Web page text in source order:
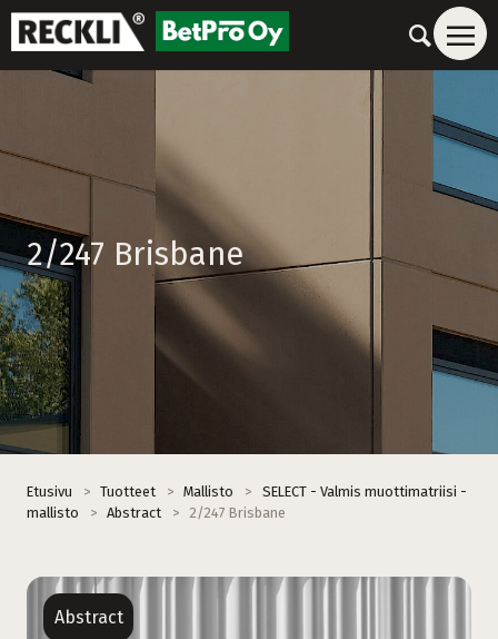
2/247 Brisbane
Etusivu > Tuotteet > Mallisto >
SELECT - Valmis muottimatriisi -
mallisto
> Abstract > 2/247 Brisbane
Abstract